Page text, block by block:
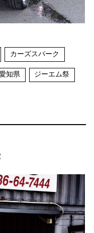
カーズスパーク
知県 ジーエム祭